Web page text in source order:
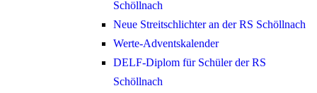
Schöllnach
Neue Streitschlichter an der RS Schöllnach
Werte-Adventskalender
DELF-Diplom für Schüler der RS
Schöllnach